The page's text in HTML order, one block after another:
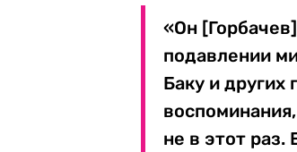
«Он
подавлении
Баку и других
не в этот раз.